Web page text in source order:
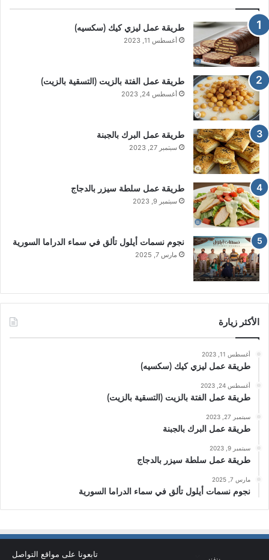
طريقة عمل ليزي كيك (سكسيه)
أغسطس 11, 2023
طريقة عمل الفتة بالزيت (التسقية بالزيت)
أغسطس 24, 2023
طريقة عمل البرك بالجبنة
سبتمبر 27, 2023
طريقة عمل سلطة سيزر بالدجاج
سبتمبر 9, 2023
نجوم نسمات أيلول تألق في سماء الدراما السورية
مارس 7, 2025
الأكثر زيارة
أغسطس 11, 2023
طريقة عمل ليزي كيك (سكسيه)
أغسطس 24, 2023
طريقة عمل الفتة بالزيت (التسقية بالزيت)
سبتمبر 27, 2023
طريقة عمل البرك بالجبنة
سبتمبر 9, 2023
طريقة عمل سلطة سيزر بالدجاج
مارس 7, 2025
نجوم نسمات أيلول تألق في سماء الدراما السورية
تابعونا على مواقع التواصل